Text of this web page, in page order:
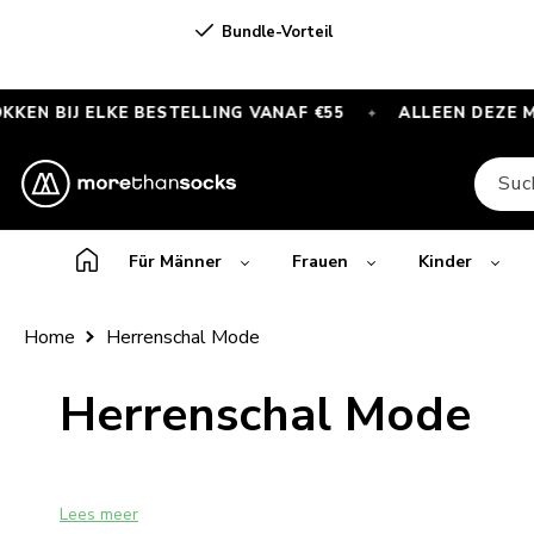
Bundle-Vorteil
ELKE BESTELLING VANAF €55 ✦ ALLEEN DEZE MAAND
SPORTSOKKEN
elke
Für Männer Frauen Kinder
Home Herrenschal Mode
K
Herrenschal Mode
Lees meer